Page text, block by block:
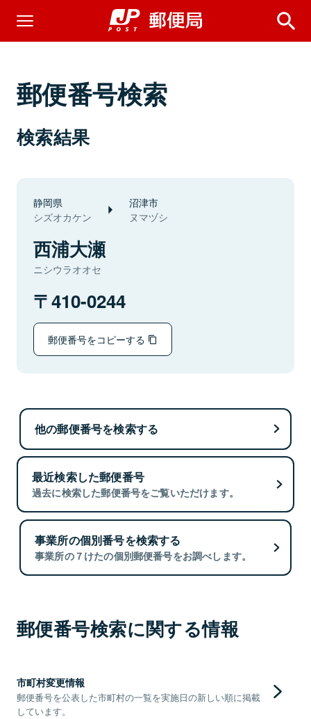
郵便番号検索
検索結果
静岡県
シズオカケン
沼津市
ヌマヅシ
西浦大瀬
ニシウラオオセ
410-0244
郵便番号をコピーする
他の郵便番号を検索する
最近検索した郵便番号
過去に検索した郵便番号をご覧いただけます。
事業所の個別番号を検索する
事業所の７けたの個別郵便番号をお調べします。
郵便番号検索に関する情報
市町村変更情報
郵便番号を公表した市町村の一覧を実施日の新しい順に掲載
しています。